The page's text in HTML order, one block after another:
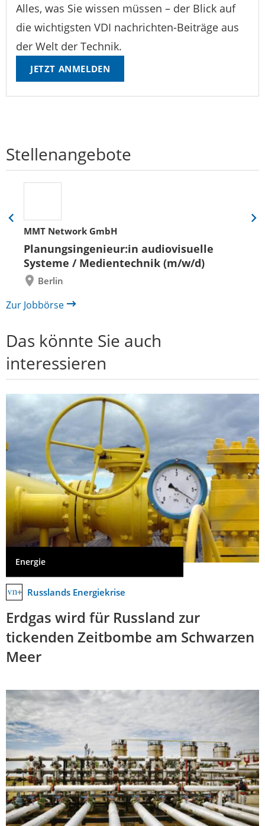
Alles, was Sie wissen müssen – der Blick auf
die wichtigsten VDI nachrichten-Beiträge aus
der Welt der Technik.
JETZT ANMELDEN
Stellenangebote
MMT Network GmbH
Planungsingenieur:in audiovisuelle
Systeme / Medientechnik (m/w/d)
Berlin
Eine
Folie
zurück
Eine
Zur Jobbörse
Das könnte Sie auch
interessieren
Energie
Russlands Energiekrise
Erdgas wird für Russland zur
tickenden Zeitbombe am Schwarzen
Meer